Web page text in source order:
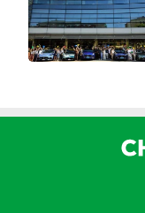
สำหรับธุรกิจ Non-
เพิ่มขึ้น 50.6% YoY
Store-Sales
Non-Oil ขยับขึ้นสู่ระ